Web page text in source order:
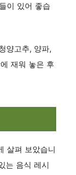
이 있어 좋습
양고추, 양파,
재워 놓은 후
살펴 보았습니
는 음식 레시